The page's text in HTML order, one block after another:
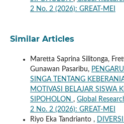
2 No. 2 (2026): GREAT-MEI
Similar Articles
Maretta Saprina Silitonga,
Gunawan Pasaribu,
SINGA TENTANG
MOTIVASI BELAJAR SISWA
SIPOHOLON , Global
2 No. 2 (2026): GREAT-MEI
Riyo Eka Tandrianto ,